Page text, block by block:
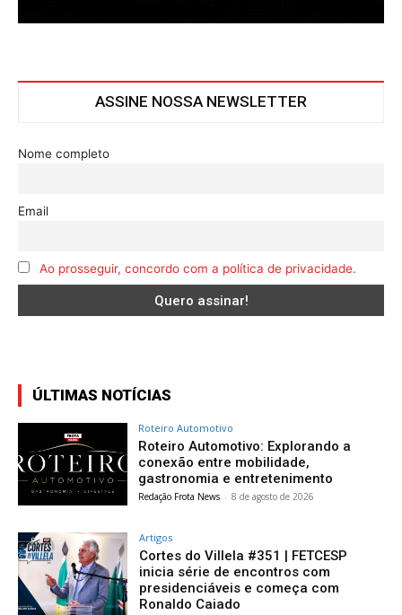
ASSINE NOSSA NEWSLETTER
Nome completo
Email
Ao prosseguir, concordo com a política de privacidade.
ÚLTIMAS NOTÍCIAS
Roteiro Automotivo
Roteiro Automotivo: Explorando a
conexão entre mobilidade,
gastronomia e entretenimento
Redação Frota News - 8 de agosto de 2026
Artigos
Cortes do Villela #351 | FETCESP
inicia série de encontros com
presidenciáveis e começa com
Ronaldo Caiado